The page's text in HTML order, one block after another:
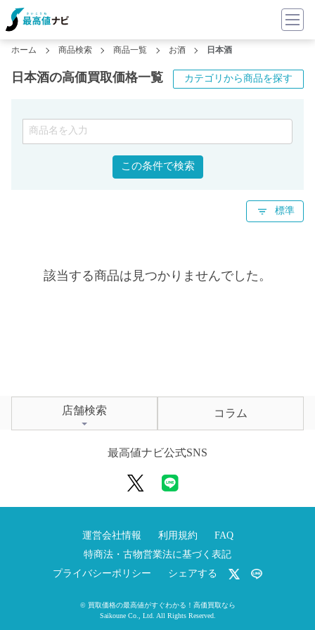
ホーム 商品検索 商品一覧 お酒 日本酒
日本酒の高価買取価格一覧 カテゴリから商品を探す
この条件で検索
標準
該当する商品は見つかりませんでした。
店舗検索 コラム
最高値ナビ公式SNS
運営会社情報 利用規約
FAQ
特商法・古物営業法に基づく表記
プライバシーポリシー
シェアする
© 買取価格の最高値がすぐわかる！高価買取なら
Saikoune Co., Ltd. All Rights Reserved.